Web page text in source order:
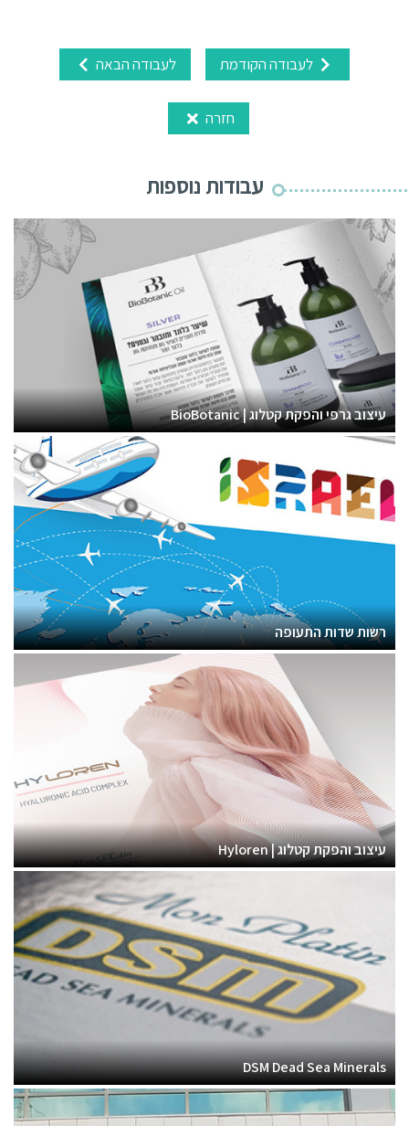
לעבודה הבאה
חזרה
עבודות נוספות
עיצוב גרפי והפקת קטלוג | BioBotanic
רשות שדות התעופה
עיצוב והפקת קטלוג | Hyloren
DSM Dead Sea Minerals